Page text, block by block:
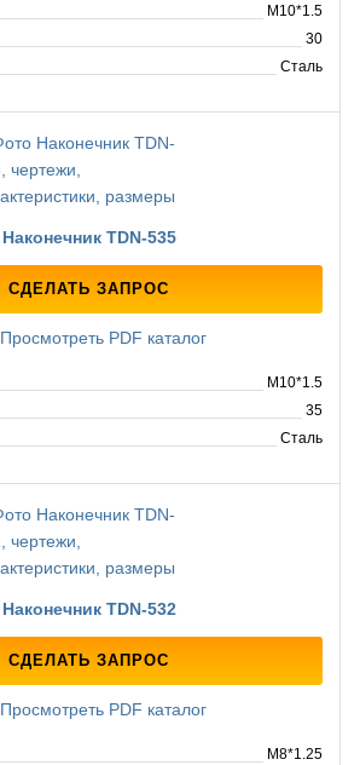
M10*1.5
30
Сталь
Наконечник TDN-535
СДЕЛАТЬ ЗАПРОС
Просмотреть PDF каталог
M10*1.5
35
Сталь
Наконечник TDN-532
СДЕЛАТЬ ЗАПРОС
Просмотреть PDF каталог
M8*1.25